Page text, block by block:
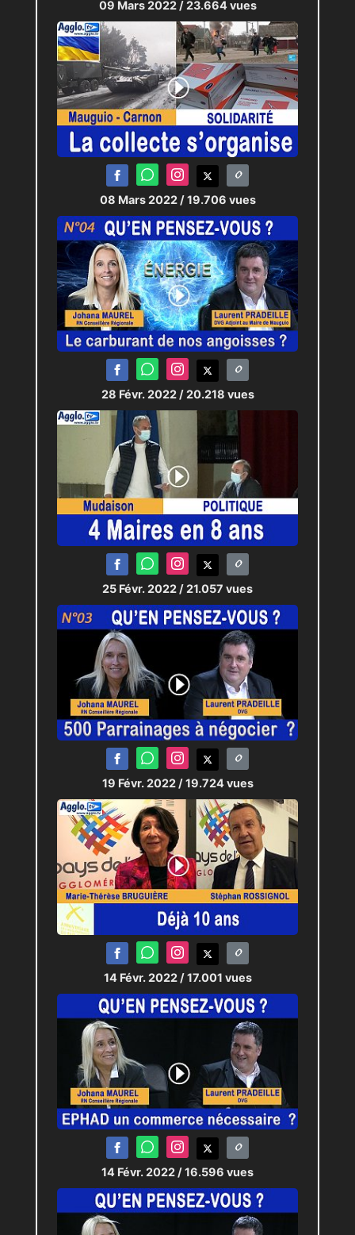
09 Mars 2022 / 23.664 vues
08 Mars 2022 / 19.706 vues
28 Févr. 2022 / 20.218 vues
25 Févr. 2022 / 21.057 vues
19 Févr. 2022 / 19.724 vues
14 Févr. 2022 / 17.001 vues
14 Févr. 2022 / 16.596 vues